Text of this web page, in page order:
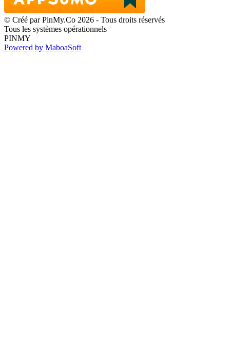
© Créé par PinMy.Co 2026 - Tous droits réservés
Tous les systèmes opérationnels
PINMY
Powered by MaboaSoft